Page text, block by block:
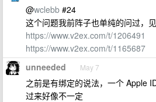
@wclebb #24
这个问题我前阵子也单纯的问过，见
https://www.v2ex.com/t/1206491
https://www.v2ex.com/t/1165687
unneeded May 7
之前是有绑定的说法，一个 Apple
过来好像不一定